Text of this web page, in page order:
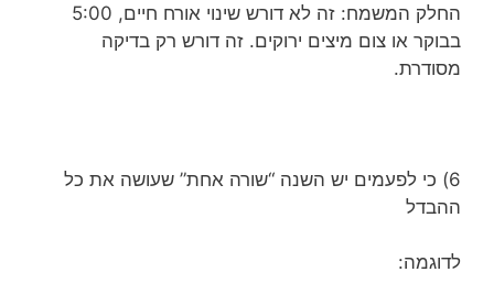
החלק המשמח: זה לא דורש שינוי אורח חיים, 5:00
בבוקר או צום מיצים ירוקים. זה דורש רק בדיקה
מסודרת.
6) כי לפעמים יש השנה “שורה אחת” שעושה את כל
ההבדל
לדוגמה: